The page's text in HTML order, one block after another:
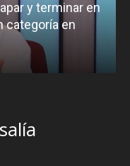
y terminar en
categoría en